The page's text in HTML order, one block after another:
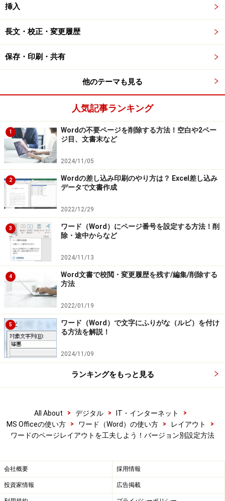
「ページ罫線」を使うと、ページ全体を色つきの線
ターやチラシなどを作るとき、重宝します。
余白を設定する(2007/2003)
です。通常は初期設定のままが多いと思いますが、
作成する文書によっては、柔軟に変更する必要があ
ります。本記事では、Word 2007とWord 2003で余
白を設定する基本操作を紹介します。
ワード本文のフォント・サイズを変更する
ワードの絵と文字を上下中央で揃える(2003/2007)
※記事内容は執筆時点のものです。最新の内容をご確認くださ
い。
※OSやアプリ、ソフトのバージョンによっては画面表示、操作方
法が異なる可能性があります。
【編集部おすすめの購入サイト】
Amazonで Word 関連の商品をチェック！
楽天市場で Word 関連の商品をチェック！
挿入
長文・校正・変更履歴
保存・印刷・共有
他のテーマも見る
人気記事ランキング
1
Wordの不要ページを削除する方法！空白や2ペー
ジ目、文書末など
2024/11/05
2
Wordの差し込み印刷のやり方は？ Excel差し込み
データで文書作成
2022/12/29
3
ワード（Word）にページ番号を設定する方法！削
除・途中からなど
2024/11/13
4
Word文書で校閲・変更履歴を残す/編集/削除する
方法
2022/01/19
5
ワード（Word）で文字にふりがな（ルビ）を付け
る方法を解説！
2024/11/09
ランキングをもっと見る
All About > デジタル > IT・インターネット
>
MS Officeの使い方
> ワード（Word）の使い方 > レイアウト
>
ワードのページレイアウトを工夫しよう！バージョン別設定方法
会社概要 採用情報
投資家情報 広告掲載